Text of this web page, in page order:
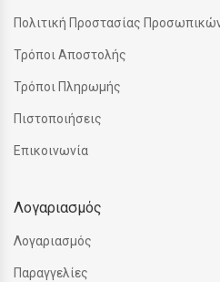
Πολιτική Προστασίας
Τρόποι Αποστολής
Τρόποι Πληρωμής
Πιστοποιήσεις
Επικοινωνία
Λογαριασμός
Λογαριασμός
Παραγγελίες